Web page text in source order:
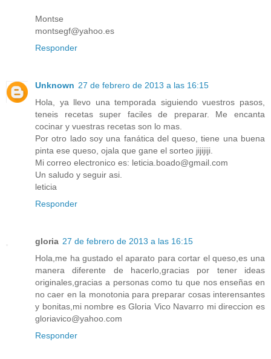
Montse
montsegf@yahoo.es
Responder
Unknown 27 de febrero de 2013 a las 16:15
Hola, ya llevo una temporada siguiendo vuestros pasos,
teneis recetas super faciles de preparar. Me encanta
cocinar y vuestras recetas son lo mas.
Por otro lado soy una fanática del queso, tiene una buena
pinta ese queso, ojala que gane el sorteo jijijiji.
Mi correo electronico es: leticia.boado@gmail.com
Un saludo y seguir asi.
leticia
Responder
gloria 27 de febrero de 2013 a las 16:15
Hola,me ha gustado el aparato para cortar el queso,es una
manera diferente de hacerlo,gracias por tener ideas
originales,gracias a personas como tu que nos enseñas en
no caer en la monotonia para preparar cosas interensantes
y bonitas,mi nombre es Gloria Vico Navarro mi direccion es
gloriavico@yahoo.com
Responder